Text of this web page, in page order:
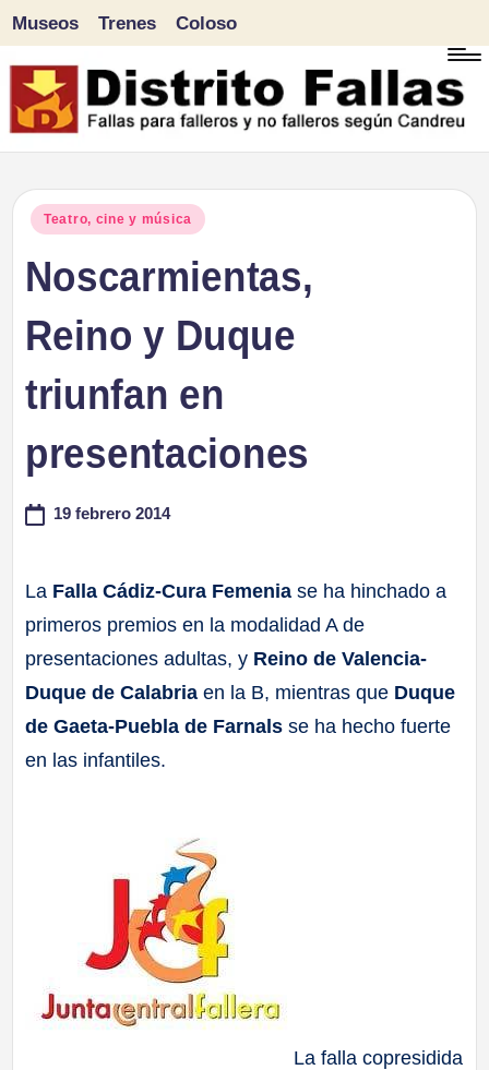
Saltar
al
Museos Trenes Coloso
Publicado
Teatro, cine y música
Noscarmientas,
Reino y Duque
triunfan en
presentaciones
19 febrero 2014
La Falla Cádiz-Cura Femenia se ha hinchado a
primeros premios en la modalidad A de
presentaciones adultas, y Reino de Valencia-
Duque de Calabria en la B, mientras que Duque
de Gaeta-Puebla de Farnals se ha hecho fuerte
en las infantiles.
La falla copresidida